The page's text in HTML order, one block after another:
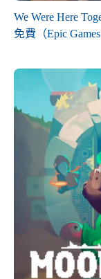
We Were Here
免費（Epic